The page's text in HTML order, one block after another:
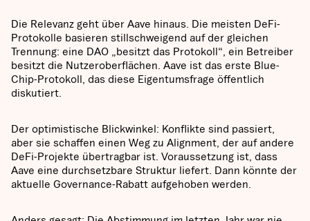
Die Relevanz geht über Aave hinaus. Die meisten DeFi-
Protokolle basieren stillschweigend auf der gleichen
Trennung: eine DAO „besitzt das Protokoll“, ein Betreiber
besitzt die Nutzeroberflächen. Aave ist das erste Blue-
Chip-Protokoll, das diese Eigentumsfrage öffentlich
diskutiert.
Der optimistische Blickwinkel: Konflikte sind passiert,
aber sie schaffen einen Weg zu Alignment, der auf andere
DeFi-Projekte übertragbar ist. Voraussetzung ist, dass
Aave eine durchsetzbare Struktur liefert. Dann könnte der
aktuelle Governance-Rabatt aufgehoben werden.